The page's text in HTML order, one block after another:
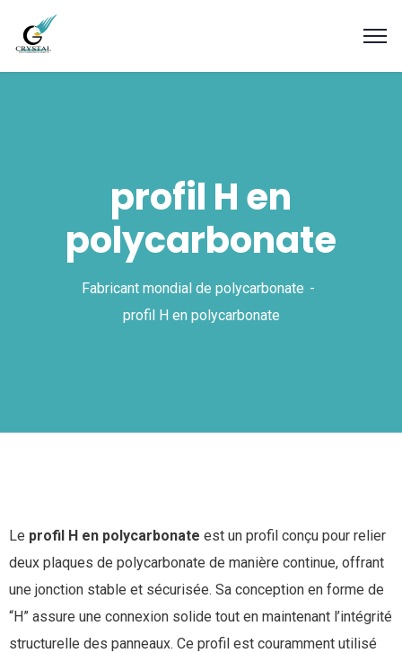
profil H en
polycarbonate
Fabricant mondial de polycarbonate
profil H en polycarbonate
Le profil H en polycarbonate est un profil conçu pour relier
deux plaques de polycarbonate de manière continue, offrant
une jonction stable et sécurisée. Sa conception en forme de
“H” assure une connexion solide tout en maintenant l’intégrité
structurelle des panneaux. Ce profil est couramment utilisé